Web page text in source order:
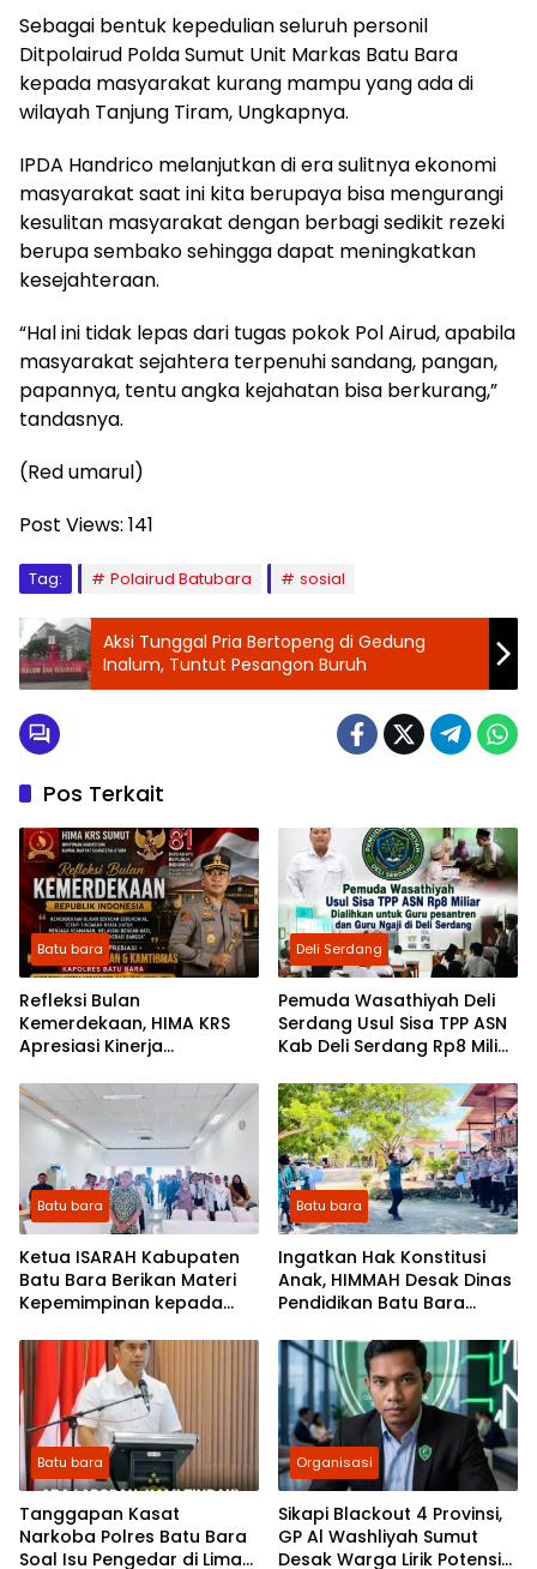
Sebagai bentuk kepedulian seluruh personil
Ditpolairud Polda Sumut Unit Markas Batu Bara
kepada masyarakat kurang mampu yang ada di
wilayah Tanjung Tiram, Ungkapnya.
IPDA Handrico melanjutkan di era sulitnya ekonomi
masyarakat saat ini kita berupaya bisa mengurangi
kesulitan masyarakat dengan berbagi sedikit rezeki
berupa sembako sehingga dapat meningkatkan
kesejahteraan.
“Hal ini tidak lepas dari tugas pokok Pol Airud, apabila
masyarakat sejahtera terpenuhi sandang, pangan,
papannya, tentu angka kejahatan bisa berkurang,”
tandasnya.
(Red umarul)
Post Views: 141
Tag: Polairud Batubara sosial
Aksi Tunggal Pria Bertopeng di Gedung
Inalum, Tuntut Pesangon Buruh
Pos Terkait
Batu bara
Refleksi Bulan
Kemerdekaan, HIMA KRS
Apresiasi Kinerja
Kamtibmas Kapolres Batu
Bara AKBP Dony Satria
Wicaksono
Deli Serdang
Pemuda Wasathiyah Deli
Serdang Usul Sisa TPP ASN
Kab Deli Serdang Rp8 Miliar
Pesantren dan Guru Ngaji
Batu bara
Ketua ISARAH Kabupaten
Batu Bara Berikan Materi
Kepemimpinan kepada
Kabupaten Batu Bara
Batu bara
Ingatkan Hak Konstitusi
Anak, HIMMAH Desak Dinas
Pendidikan Batu Bara
Batu bara
Tanggapan Kasat
Narkoba Polres Batu Bara
Soal Isu Pengedar di Lima
Organisasi
Sikapi Blackout 4 Provinsi,
GP Al Washliyah Sumut
Desak Warga Lirik Potensi